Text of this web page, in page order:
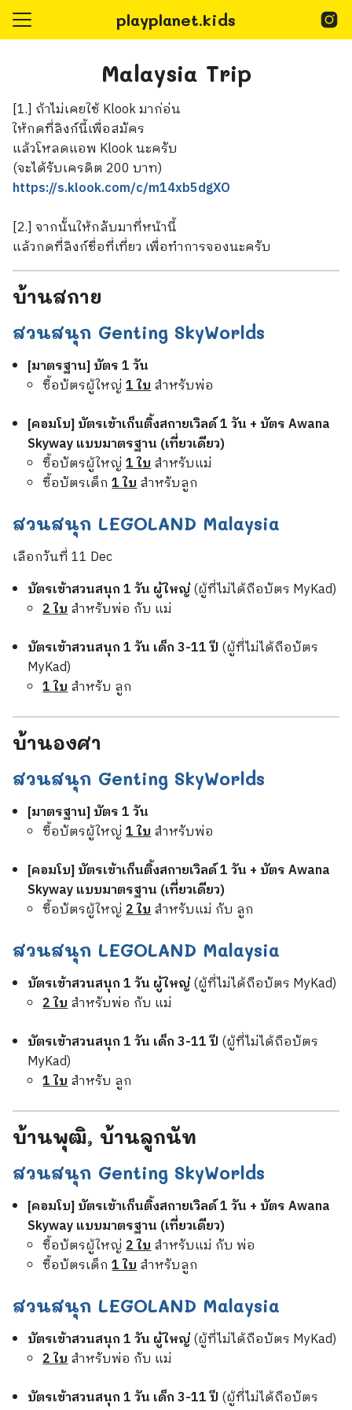
Skip
playplanet.kids
Malaysia Trip
[1.] ถ้าไม่เคยใช้ Klook มาก่อ่น
ให้กดที่ลิงก์นี้เพื่อสมัคร
แล้วโหลดแอพ Klook นะครับ
(จะได้รับเครดิต 200 บาท)
https://s.klook.com/c/m14xb5dgXO
[2.] จากนั้นให้กลับมาที่หน้านี้
แล้วกดที่ลิงก์ชื่อที่เที่ยว เพื่อทำการจองนะครับ
บ้านสกาย
สวนสนุก Genting SkyWorlds
[มาตรฐาน] บัตร 1 วัน
ซื้อบัตรผู้ใหญ่1 ใบสำหรับพ่อ
[คอมโบ] บัตรเข้าเก็นติ้งสกายเวิลด์ 1 วัน + บัตร Awana
Skyway แบบมาตรฐาน (เที่ยวเดียว)
ซื้อบัตรผู้ใหญ่1 ใบสำหรับแม่
ซื้อบัตรเด็ก1 ใบสำหรับลูก
สวนสนุก LEGOLAND Malaysia
เลือกวันที่ 11 Dec
บัตรเข้าสวนสนุก 1 วัน ผู้ใหญ่(ผู้ที่ไม่ได้ถือบัตร MyKad)
2 ใบสำหรับพ่อ กับ แม่
บัตรเข้าสวนสนุก 1 วัน เด็ก 3-11 ปี (ผู้ที่ไม่ได้ถือบัตร
MyKad)
1 ใบสำหรับ ลูก
บ้านองศา
สวนสนุก Genting SkyWorlds
[มาตรฐาน] บัตร 1 วัน
ซื้อบัตรผู้ใหญ่1 ใบสำหรับพ่อ
[คอมโบ] บัตรเข้าเก็นติ้งสกายเวิลด์ 1 วัน + บัตร Awana
Skyway แบบมาตรฐาน (เที่ยวเดียว)
ซื้อบัตรผู้ใหญ่2 ใบสำหรับแม่ กับ ลูก
สวนสนุก LEGOLAND Malaysia
บัตรเข้าสวนสนุก 1 วัน ผู้ใหญ่(ผู้ที่ไม่ได้ถือบัตร MyKad)
2 ใบสำหรับพ่อ กับ แม่
บัตรเข้าสวนสนุก 1 วัน เด็ก 3-11 ปี (ผู้ที่ไม่ได้ถือบัตร
MyKad)
1 ใบสำหรับ ลูก
บ้านพุฒิ, บ้านลูกนัท
สวนสนุก Genting SkyWorlds
[คอมโบ] บัตรเข้าเก็นติ้งสกายเวิลด์ 1 วัน + บัตร Awana
Skyway แบบมาตรฐาน (เที่ยวเดียว)
ซื้อบัตรผู้ใหญ่2 ใบสำหรับแม่ กับ พ่อ
ซื้อบัตรเด็ก1 ใบสำหรับลูก
สวนสนุก LEGOLAND Malaysia
บัตรเข้าสวนสนุก 1 วัน ผู้ใหญ่(ผู้ที่ไม่ได้ถือบัตร MyKad)
2 ใบสำหรับพ่อ กับ แม่
บัตรเข้าสวนสนุก 1 วัน เด็ก 3-11 ปี (ผู้ที่ไม่ได้ถือบัตร